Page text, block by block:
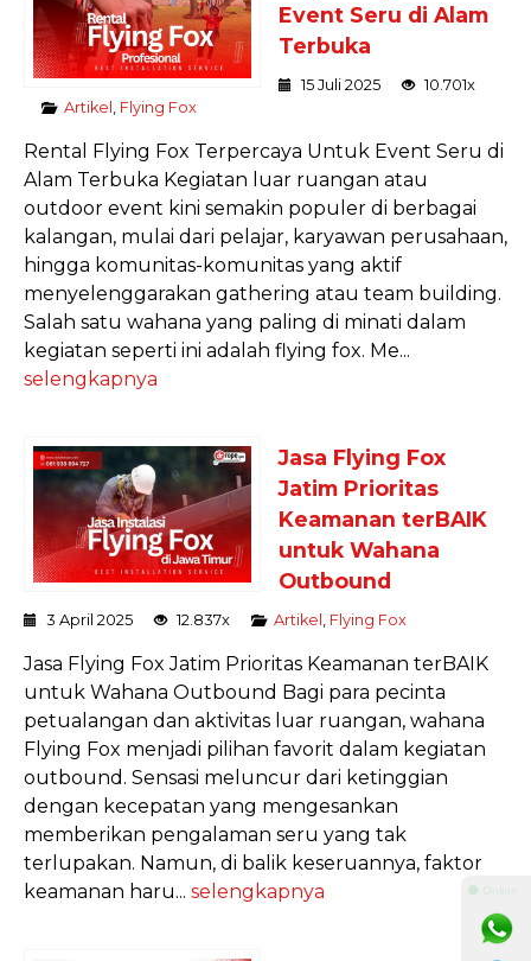
Event Seru di Alam
Terbuka
15 Juli 2025
10.701x
Artikel
Flying Fox
Rental Flying Fox Terpercaya Untuk Event Seru di
Alam Terbuka Kegiatan luar ruangan atau
outdoor event kini semakin populer di berbagai
kalangan, mulai dari pelajar, karyawan perusahaan,
hingga komunitas-komunitas yang aktif
menyelenggarakan gathering atau team building.
Salah satu wahana yang paling di minati dalam
kegiatan seperti ini adalah flying fox. Me...
selengkapnya
Jasa Flying Fox
Jatim Prioritas
Keamanan terBAIK
untuk Wahana
Outbound
3 April 2025 12.837x Artikel Flying Fox
Jasa Flying Fox Jatim Prioritas Keamanan terBAIK
untuk Wahana Outbound Bagi para pecinta
petualangan dan aktivitas luar ruangan, wahana
Flying Fox menjadi pilihan favorit dalam kegiatan
outbound. Sensasi meluncur dari ketinggian
dengan kecepatan yang mengesankan
memberikan pengalaman seru yang tak
terlupakan. Namun, di balik keseruannya, faktor
keamanan haru... selengkapnya ⚫ Online